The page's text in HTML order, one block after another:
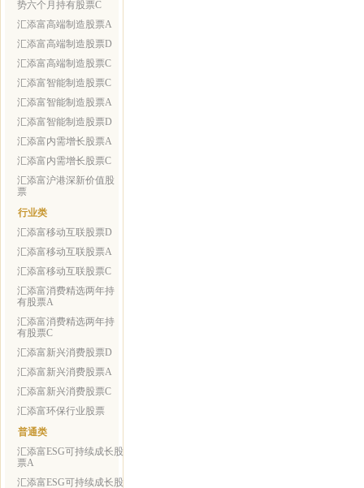
势六个月持有股票C
汇添富高端制造股票A
汇添富高端制造股票D
汇添富高端制造股票C
汇添富智能制造股票C
汇添富智能制造股票A
汇添富智能制造股票D
汇添富内需增长股票A
汇添富内需增长股票C
汇添富沪港深新价值股
票
行业类
汇添富移动互联股票D
汇添富移动互联股票A
汇添富移动互联股票C
汇添富消费精选两年持
有股票A
汇添富消费精选两年持
有股票C
汇添富新兴消费股票D
汇添富新兴消费股票A
汇添富新兴消费股票C
汇添富环保行业股票
普通类
汇添富ESG可持续成长股
票A
汇添富ESG可持续成长股